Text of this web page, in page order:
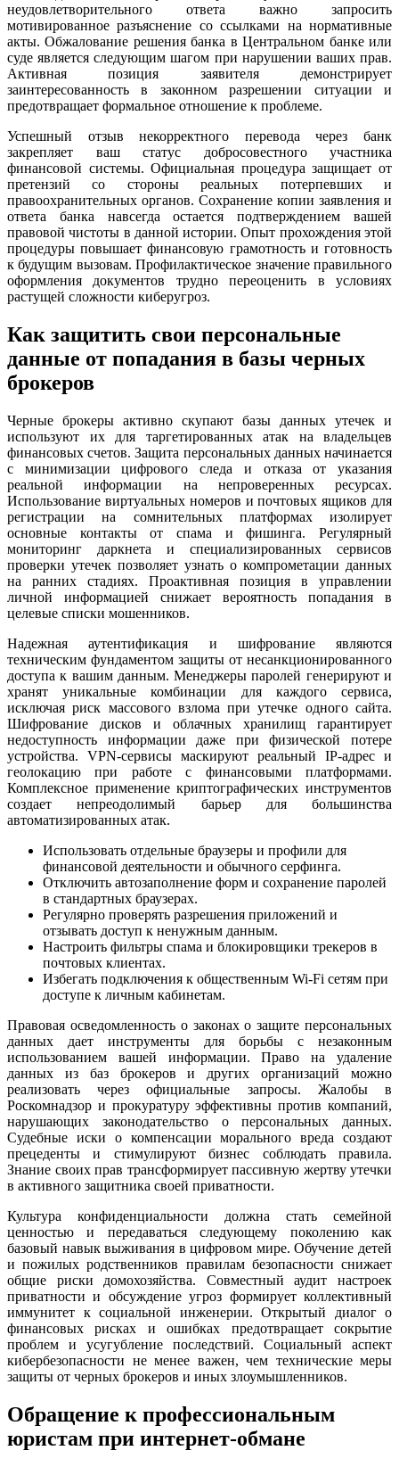
неудовлетворительного ответа важно запросить
мотивированное разъяснение со ссылками на нормативные
акты. Обжалование решения банка в Центральном банке или
суде является следующим шагом при нарушении ваших прав.
Активная позиция заявителя демонстрирует
заинтересованность в законном разрешении ситуации и
предотвращает формальное отношение к проблеме.
Успешный отзыв некорректного перевода через банк
закрепляет ваш статус добросовестного участника
финансовой системы. Официальная процедура защищает от
претензий со стороны реальных потерпевших и
правоохранительных органов. Сохранение копии заявления и
ответа банка навсегда остается подтверждением вашей
правовой чистоты в данной истории. Опыт прохождения этой
процедуры повышает финансовую грамотность и готовность
к будущим вызовам. Профилактическое значение правильного
оформления документов трудно переоценить в условиях
растущей сложности киберугроз.
Как защитить свои персональные
данные от попадания в базы черных
брокеров
Черные брокеры активно скупают базы данных утечек и
используют их для таргетированных атак на владельцев
финансовых счетов. Защита персональных данных начинается
с минимизации цифрового следа и отказа от указания
реальной информации на непроверенных ресурсах.
Использование виртуальных номеров и почтовых ящиков для
регистрации на сомнительных платформах изолирует
основные контакты от спама и фишинга. Регулярный
мониторинг даркнета и специализированных сервисов
проверки утечек позволяет узнать о компрометации данных
на ранних стадиях. Проактивная позиция в управлении
личной информацией снижает вероятность попадания в
целевые списки мошенников.
Надежная аутентификация и шифрование являются
техническим фундаментом защиты от несанкционированного
доступа к вашим данным. Менеджеры паролей генерируют и
хранят уникальные комбинации для каждого сервиса,
исключая риск массового взлома при утечке одного сайта.
Шифрование дисков и облачных хранилищ гарантирует
недоступность информации даже при физической потере
устройства. VPN-сервисы маскируют реальный IP-адрес и
геолокацию при работе с финансовыми платформами.
Комплексное применение криптографических инструментов
создает непреодолимый барьер для большинства
автоматизированных атак.
Использовать отдельные браузеры и профили для
финансовой деятельности и обычного серфинга.
Отключить автозаполнение форм и сохранение паролей
в стандартных браузерах.
Регулярно проверять разрешения приложений и
отзывать доступ к ненужным данным.
Настроить фильтры спама и блокировщики трекеров в
почтовых клиентах.
Избегать подключения к общественным Wi-Fi сетям при
доступе к личным кабинетам.
Правовая осведомленность о законах о защите персональных
данных дает инструменты для борьбы с незаконным
использованием вашей информации. Право на удаление
данных из баз брокеров и других организаций можно
реализовать через официальные запросы. Жалобы в
Роскомнадзор и прокуратуру эффективны против компаний,
нарушающих законодательство о персональных данных.
Судебные иски о компенсации морального вреда создают
прецеденты и стимулируют бизнес соблюдать правила.
Знание своих прав трансформирует пассивную жертву утечки
в активного защитника своей приватности.
Культура конфиденциальности должна стать семейной
ценностью и передаваться следующему поколению как
базовый навык выживания в цифровом мире. Обучение детей
и пожилых родственников правилам безопасности снижает
общие риски домохозяйства. Совместный аудит настроек
приватности и обсуждение угроз формирует коллективный
иммунитет к социальной инженерии. Открытый диалог о
финансовых рисках и ошибках предотвращает сокрытие
проблем и усугубление последствий. Социальный аспект
кибербезопасности не менее важен, чем технические меры
защиты от черных брокеров и иных злоумышленников.
Обращение к профессиональным
юристам при интернет-обмане